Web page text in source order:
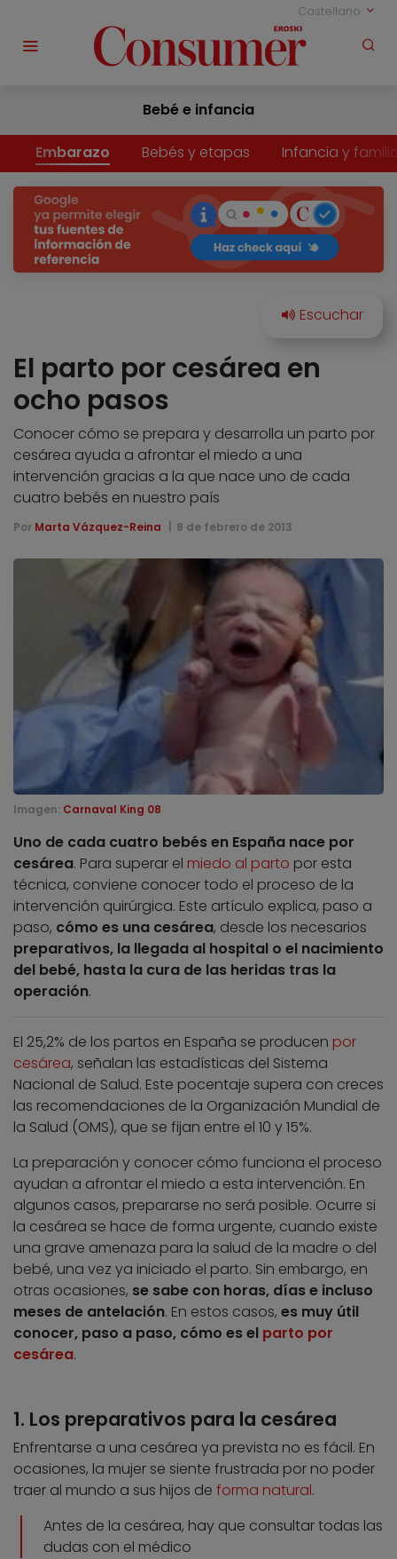
Castellano
Bebé e infancia
Embarazo Bebés y etapas Infancia y
El parto por cesárea en
ocho pasos
Conocer cómo se prepara y desarrolla un parto por
cesárea ayuda a afrontar el miedo a una
intervención gracias a la que nace uno de cada
cuatro bebés en nuestro país
Por Marta Vázquez-Reina 8 de febrero de 2013
Imagen: Carnaval King 08
Uno de cada cuatro bebés en España nace por
cesárea. Para superar el miedo al parto por esta
técnica, conviene conocer todo el proceso de la
intervención quirúrgica. Este artículo explica, paso a
paso, cómo es una cesárea, desde los necesarios
preparativos, la llegada al hospital o el nacimiento
del bebé, hasta la cura de las heridas tras la
operación.
El 25,2% de los partos en España se producen por
cesárea, señalan las estadísticas del Sistema
Nacional de Salud. Este pocentaje supera con creces
las recomendaciones de la Organización Mundial de
la Salud (OMS), que se fijan entre el 10 y 15%.
La preparación y conocer cómo funciona el proceso
ayudan a afrontar el miedo a esta intervención. En
algunos casos, prepararse no será posible. Ocurre si
la cesárea se hace de forma urgente, cuando existe
una grave amenaza para la salud de la madre o del
bebé, una vez ya iniciado el parto. Sin embargo, en
otras ocasiones, se sabe con horas, días e incluso
meses de antelación. En estos casos, es muy útil
conocer, paso a paso, cómo es el parto por
cesárea.
1. Los preparativos para la cesárea
Enfrentarse a una cesárea ya prevista no es fácil. En
ocasiones, la mujer se siente frustrada por no poder
traer al mundo a sus hijos de forma natural.
Antes de la cesárea, hay que consultar todas las
dudas con el médico